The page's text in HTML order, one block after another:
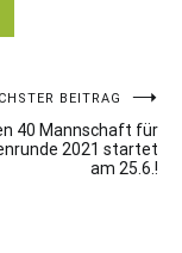
BEITRAG
40 Mannschaft für
2021 startet
am 25.6.!